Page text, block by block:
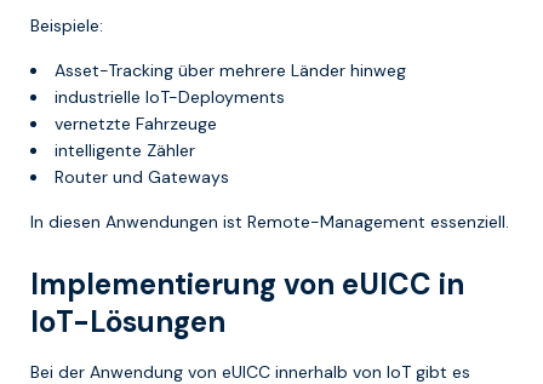
Beispiele:
Asset-Tracking über mehrere Länder hinweg
industrielle IoT-Deployments
vernetzte Fahrzeuge
intelligente Zähler
Router und Gateways
In diesen Anwendungen ist Remote-Management essenziell.
Implementierung von eUICC in
IoT-Lösungen
Bei der Anwendung von eUICC innerhalb von IoT gibt es